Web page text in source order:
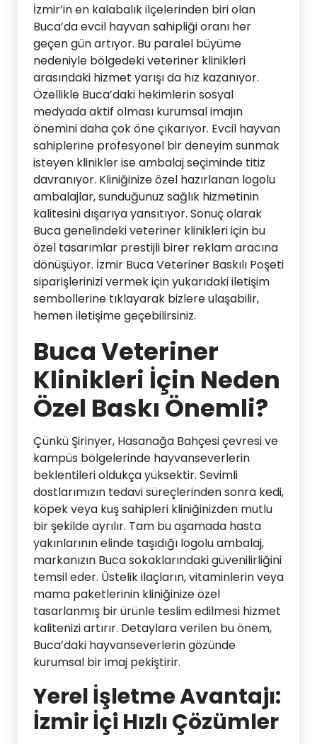
İzmir’in en kalabalık ilçelerinden biri olan
Buca’da evcil hayvan sahipliği oranı her
geçen gün artıyor. Bu paralel büyüme
nedeniyle bölgedeki veteriner klinikleri
arasındaki hizmet yarışı da hız kazanıyor.
Özellikle Buca’daki hekimlerin sosyal
medyada aktif olması kurumsal imajın
önemini daha çok öne çıkarıyor. Evcil hayvan
sahiplerine profesyonel bir deneyim sunmak
isteyen klinikler ise ambalaj seçiminde titiz
davranıyor. Kliniğinize özel hazırlanan logolu
ambalajlar, sunduğunuz sağlık hizmetinin
kalitesini dışarıya yansıtıyor. Sonuç olarak
Buca genelindeki veteriner klinikleri için bu
özel tasarımlar prestijli birer reklam aracına
dönüşüyor. İzmir Buca Veteriner Baskılı Poşeti
siparişlerinizi vermek için yukarıdaki iletişim
sembollerine tıklayarak bizlere ulaşabilir,
hemen iletişime geçebilirsiniz.
Buca Veteriner
Klinikleri İçin Neden
Özel Baskı Önemli?
Çünkü Şirinyer, Hasanağa Bahçesi çevresi ve
kampüs bölgelerinde hayvanseverlerin
beklentileri oldukça yüksektir. Sevimli
dostlarımızın tedavi süreçlerinden sonra kedi,
köpek veya kuş sahipleri kliniğinizden mutlu
bir şekilde ayrılır. Tam bu aşamada hasta
yakınlarının elinde taşıdığı logolu ambalaj,
markanızın Buca sokaklarındaki güvenilirliğini
temsil eder. Üstelik ilaçların, vitaminlerin veya
mama paketlerinin kliniğinize özel
tasarlanmış bir ürünle teslim edilmesi hizmet
kalitenizi artırır. Detaylara verilen bu önem,
Buca’daki hayvanseverlerin gözünde
kurumsal bir imaj pekiştirir.
Yerel İşletme Avantajı:
İzmir İçi Hızlı Çözümler